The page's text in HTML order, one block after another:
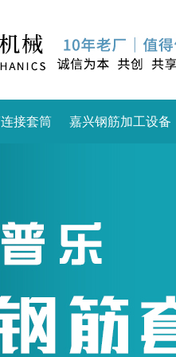
接套筒 嘉兴钢筋加工设备